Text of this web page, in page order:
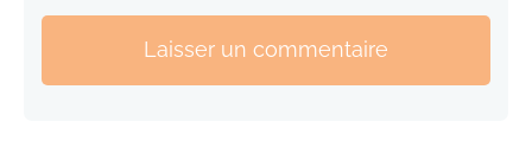
Laisser un commentaire